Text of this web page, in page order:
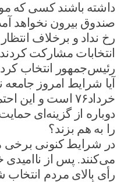
داشته باشند کسی که
صندوق بیرون نخواهد
رخ نداد و برخلاف
انتخابات مشارکت
رئیس‌جمهور انتخاب
آیا شرایط امروز جامعه
خرداد۷۶ است و
دوباره از گزینه‌ای
را به هم بزند؟
در شرایط کنونی برخی
رأی بالای مردم